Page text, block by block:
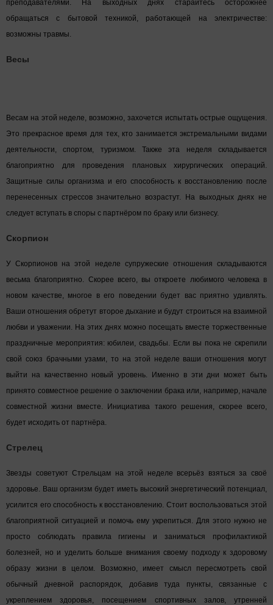
преподавателями. На выходных днях старайтесь осторожнее
обращаться с бытовой техникой, работающей на электричестве:
возможны травмы.
Весы
Весам на этой неделе, возможно, захочется испытать острые ощущения.
Это прекрасное время для тех, кто занимается экстремальными видами
деятельности, спортом, туризмом. Также эта неделя складывается
благоприятно для проведения плановых хирургических операций.
Защитные силы организма и его способность к восстановлению после
перенесенных стрессов значительно возрастут. На выходных днях не
следует вступать в споры с партнёром по браку или бизнесу.
Скорпион
У Скорпионов на этой неделе супружеские отношения складываются
весьма благоприятно. Скорее всего, вы откроете любимого человека в
новом качестве, многое в его поведении будет вас приятно удивлять.
Ваши отношения обретут второе дыхание и будут строиться на взаимной
любви и уважении. На этих днях можно посещать вместе торжественные
праздничные мероприятия: юбилеи, свадьбы. Если вы пока не скрепили
свой союз брачными узами, то на этой неделе ваши отношения могут
выйти на качественно новый уровень. Именно в эти дни может быть
принято совместное решение о заключении брака или, например, начале
совместной жизни вместе. Инициатива такого решения, скорее всего,
будет исходить от партнёра.
Стрелец
Звезды советуют Стрельцам на этой неделе всерьёз взяться за своё
здоровье. Ваш организм будет иметь высокий энергетический потенциал,
усилится его способность к восстановлению. Стоит воспользоваться этой
благоприятной ситуацией и помочь ему укрепиться. Для этого нужно не
просто соблюдать правила гигиены и заниматься профилактикой
болезней, но и уделить больше внимания своему подходу к здоровому
образу жизни в целом. Возможно, имеет смысл пересмотреть свой
обычный дневной распорядок, добавив туда пункты, связанные с
укреплением здоровья, посещением спортивных залов, утренней